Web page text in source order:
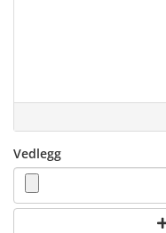
Vedlegg